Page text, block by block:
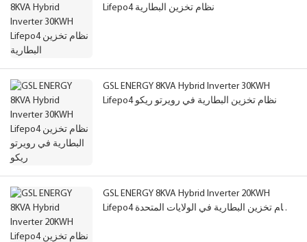
Lifepo4 نظام تخزين البطارية
GSL ENERGY 8KVA Hybrid Inverter 30KWH
Lifepo4 نظام تخزين البطارية في رويرتو ريكو
GSL ENERGY 8KVA Hybrid Inverter 20KWH
Lifepo4 نظام تخزين البطارية في الولايات المتحدة